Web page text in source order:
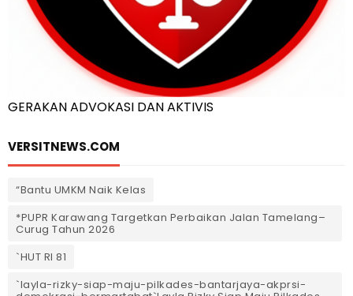
GERAKAN ADVOKASI DAN AKTIVIS
VERSITNEWS.COM
“Bantu UMKM Naik Kelas
*PUPR Karawang Targetkan Perbaikan Jalan Tamelang–
Curug Tahun 2026
`HUT RI 81
`layla-rizky-siap-maju-pilkades-bantarjaya-akprsi-